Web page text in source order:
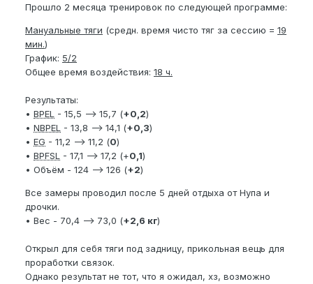
Прошло 2 месяца тренировок по следующей программе:
Мануальные тяги (средн. время чисто тяг за сессию = 19
мин.)
График: 5/2
Общее время воздействия: 18 ч.
Результаты:
• BPEL - 15,5 —> 15,7 (+0,2)
• NBPEL - 13,8 —> 14,1 (+0,3)
• EG - 11,2 —> 11,2 (0)
• BPFSL - 17,1 —> 17,2 (+0,1)
• Объём - 124 —> 126 (+2)
Все замеры проводил после 5 дней отдыха от Нупа и
дрочки.
• Вес - 70,4 —> 73,0 (+2,6 кг)
Открыл для себя тяги под задницу, прикольная вещь для
проработки связок.
Однако результат не тот, что я ожидал, хз, возможно